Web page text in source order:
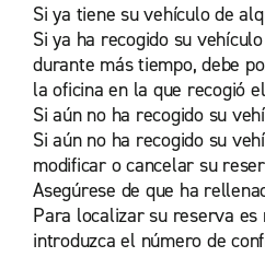
Si ya tiene su vehículo de
Si ya ha recogido su
durante más tiempo, debe
la oficina en la que recogió
Si aún no ha recogido su
Si aún no ha recogido su
modificar o cancelar su
Asegúrese de que ha
Para localizar su reserva es
introduzca el número de